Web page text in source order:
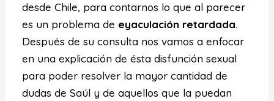
desde Chile, para contarnos lo que al parecer
es un problema de eyaculación retardada.
Después de su consulta nos vamos a enfocar
en una explicación de ésta disfunción sexual
para poder resolver la mayor cantidad de
dudas de Saúl y de aquellos que la puedan